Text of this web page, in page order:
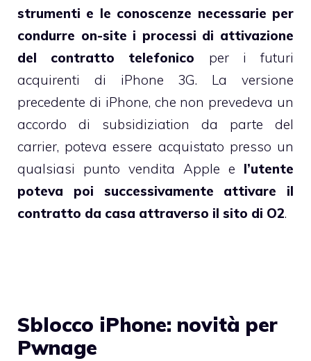
strumenti e le conoscenze necessarie per
condurre on-site i processi di attivazione
del contratto telefonico per i futuri
acquirenti di iPhone 3G. La versione
precedente di iPhone, che non prevedeva un
accordo di subsidiziation da parte del
carrier, poteva essere acquistato presso un
qualsiasi punto vendita Apple e l’utente
poteva poi successivamente attivare il
contratto da casa attraverso il sito di O2.
Sblocco iPhone: novità per
Pwnage